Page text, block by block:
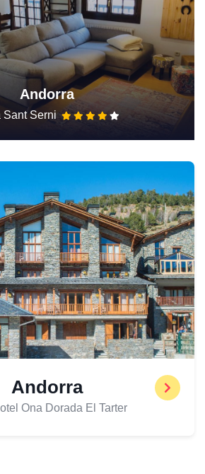
Andorra
Sant Serni
Andorra
Ona Dorada El Tarter